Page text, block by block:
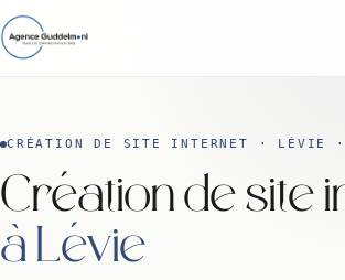
CRÉATION DE SITE INTERNET · LÉVIE ·
Création de site
à Lévie